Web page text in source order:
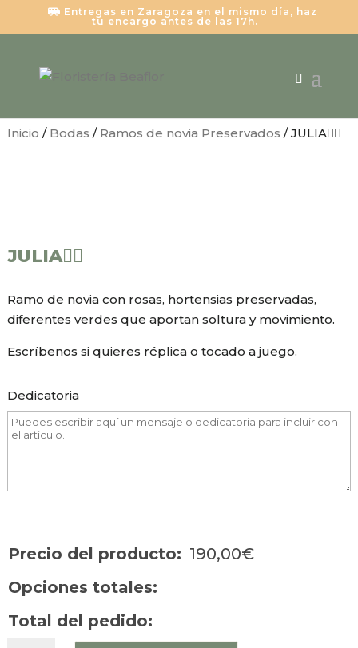
Entregas en Zaragoza en el mismo día, haz
tu encargo antes de las 17h.
Inicio / Bodas / Ramos de novia Preservados / JULIA👰‍♀️
JULIA👰‍♀️
Ramo de novia con rosas, hortensias preservadas,
diferentes verdes que aportan soltura y movimiento.
Escríbenos si quieres réplica o tocado a juego.
Dedicatoria
Precio del producto: 190,00€
Opciones totales:
Total del pedido: